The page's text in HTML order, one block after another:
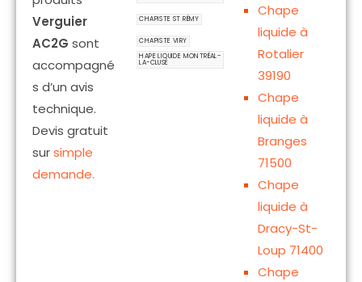
Verguier
AC2G sont
accompagné
s d’un avis
technique.
Devis gratuit
sursimple
demande.
CHAPISTE ST RÉMY
CHAPISTE VIRY
HAPE LIQUIDE MONTRÉAL-
LA-CLUSE
Chape
liquide à
Rotalier
39190
Chape
liquide à
Branges
71500
Chape
liquide à
Dracy-St-
Loup 71400
Chape